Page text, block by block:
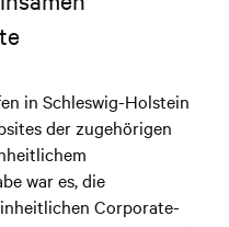
in Schleswig-Holstein
der zugehörigen
war es, die
Corporate-